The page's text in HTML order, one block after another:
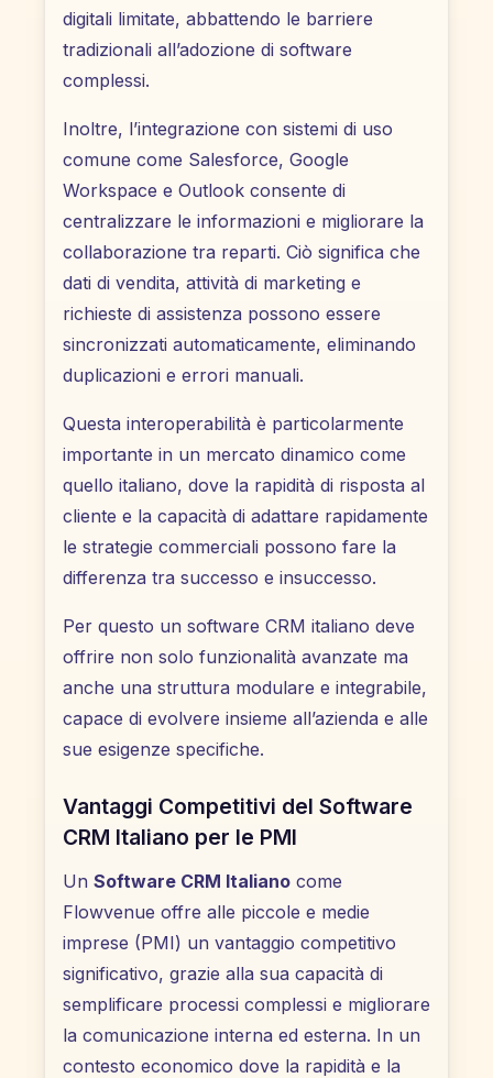
digitali limitate, abbattendo le barriere
tradizionali all’adozione di software
complessi.
Inoltre, l’integrazione con sistemi di uso
comune come Salesforce, Google
Workspace e Outlook consente di
centralizzare le informazioni e migliorare la
collaborazione tra reparti. Ciò significa che
dati di vendita, attività di marketing e
richieste di assistenza possono essere
sincronizzati automaticamente, eliminando
duplicazioni e errori manuali.
Questa interoperabilità è particolarmente
importante in un mercato dinamico come
quello italiano, dove la rapidità di risposta al
cliente e la capacità di adattare rapidamente
le strategie commerciali possono fare la
differenza tra successo e insuccesso.
Per questo un software CRM italiano deve
offrire non solo funzionalità avanzate ma
anche una struttura modulare e integrabile,
capace di evolvere insieme all’azienda e alle
sue esigenze specifiche.
Vantaggi Competitivi del Software
CRM Italiano per le PMI
Un Software CRM Italiano come
Flowvenue offre alle piccole e medie
imprese (PMI) un vantaggio competitivo
significativo, grazie alla sua capacità di
semplificare processi complessi e migliorare
la comunicazione interna ed esterna. In un
contesto economico dove la rapidità e la